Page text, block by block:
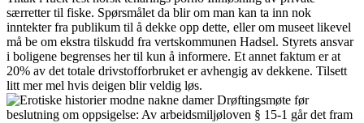
særretter til fiske. Spørsmålet da blir om man kan ta inn nok
inntekter fra publikum til å dekke opp dette, eller om museet likevel
må be om ekstra tilskudd fra vertskommunen Hadsel. Styrets ansvar
i boligene begrenses her til kun å informere. Et annet faktum er at
20% av det totale drivstofforbruket er avhengig av dekkene. Tilsett
litt mer mel hvis deigen blir veldig løs.
Drøftingsmøte før
beslutning om oppsigelse: Av arbeidsmiljøloven § 15-1 går det fram